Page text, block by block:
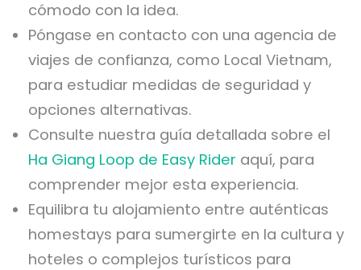
cómodo con la idea.
Póngase en contacto con una agencia de
viajes de confianza, como Local Vietnam,
para estudiar medidas de seguridad y
opciones alternativas.
Consulte nuestra guía detallada sobre el
Ha Giang Loop de Easy Rider aquí, para
comprender mejor esta experiencia.
Equilibra tu alojamiento entre auténticas
homestays para sumergirte en la cultura y
hoteles o complejos turísticos para